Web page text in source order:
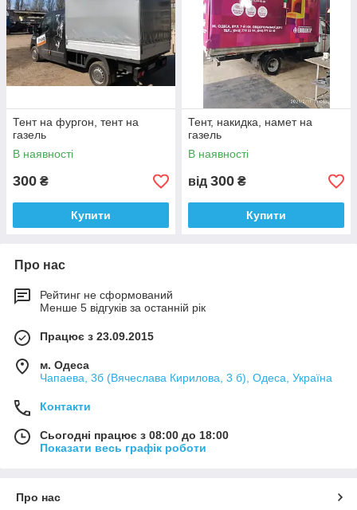
Тент на фургон, тент на
газель
В наявності
300 ₴
Купити
Тент, накидка, намет на
газель
В наявності
від 300 ₴
Купити
Про нас
Рейтинг не сформований
Менше 5 відгуків за останній рік
Працює з 23.09.2015
м. Одеса
Чапаева, 3б (Вячеслава Кирилова, 3 б), Одеса, Україна
Контакти
Сьогодні працює з 08:00 до 18:00
Показати весь графік роботи
Про нас